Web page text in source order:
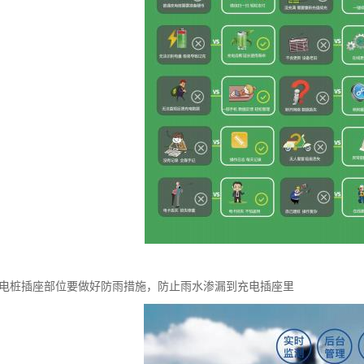
桩插座部位要做好防雨措施，防止雨水渗漏到充电插座里